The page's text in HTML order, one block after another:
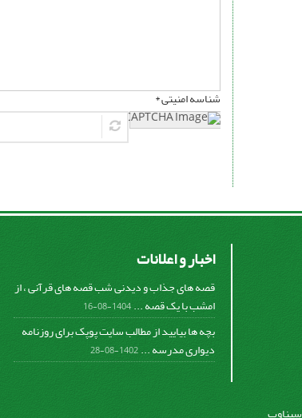
شناسه امنیتی *
اخبار و اعلانات
قصه های جذاب و دیدنی شب قصه های قرآنی ، از
امشب با یک قصه ... 1404-08-16
بچه ها بیایید از مطالب سایت پوپک برای روزنامه
دیواری مدرسه ... 1402-08-28